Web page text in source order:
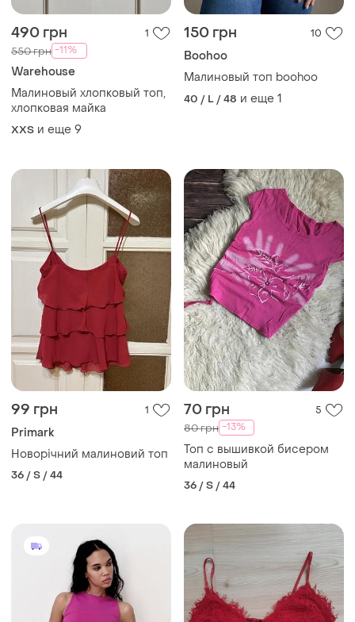
490 грн 1
550 грн -11%
Warehouse
Малиновый хлопковый топ,
хлопковая майка
XХS и еще 9
150 грн 10
Boohoo
Малиновый топ boohoo
40 / L / 48 и еще 1
99 грн 1
Primark
Новорічний малиновий топ
36 / S / 44
70 грн 5
80 грн -13%
Топ с вышивкой бисером
малиновый
36 / S / 44